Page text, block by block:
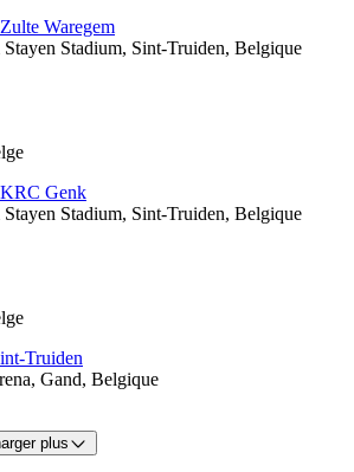
Waregem
Stadium, Sint-Truiden, Belgique
Genk
Stadium, Sint-Truiden, Belgique
Truiden
, Gand, Belgique
plus